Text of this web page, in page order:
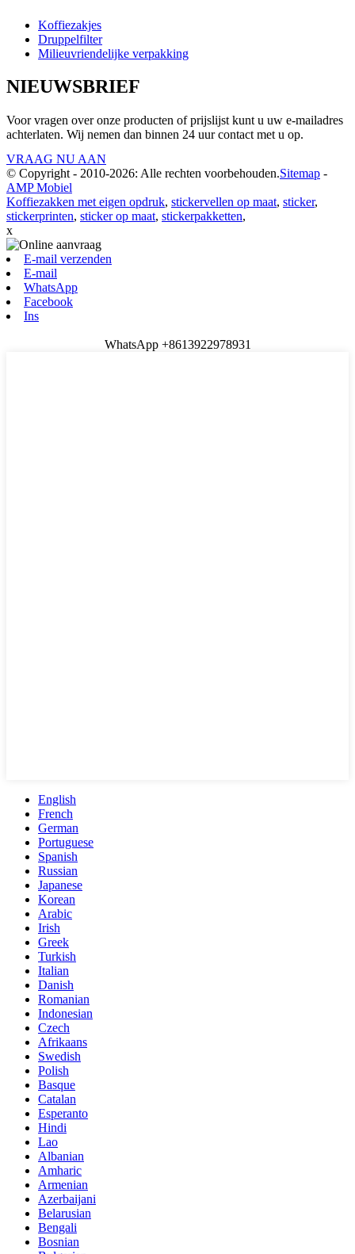
Koffiezakjes
Druppelfilter
Milieuvriendelijke verpakking
NIEUWSBRIEF
Voor vragen over onze producten of prijslijst kunt u uw e-mailadres
achterlaten. Wij nemen dan binnen 24 uur contact met u op.
VRAAG NU AAN
© Copyright - 2010-2026: Alle rechten voorbehouden.Sitemap -
AMP Mobiel
Koffiezakken met eigen opdruk, stickervellen op maat, sticker,
stickerprinten, sticker op maat, stickerpakketten,
x
E-mail verzenden
E-mail
WhatsApp
Facebook
Ins
WhatsApp +8613922978931
English
French
German
Portuguese
Spanish
Russian
Japanese
Korean
Arabic
Irish
Greek
Turkish
Italian
Danish
Romanian
Indonesian
Czech
Afrikaans
Swedish
Polish
Basque
Catalan
Esperanto
Hindi
Lao
Albanian
Amharic
Armenian
Azerbaijani
Belarusian
Bengali
Bosnian